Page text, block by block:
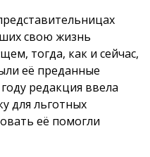
свою жизнь
тогда, как и сейчас,
её преданные
редакция ввела
для льготных
её помогли